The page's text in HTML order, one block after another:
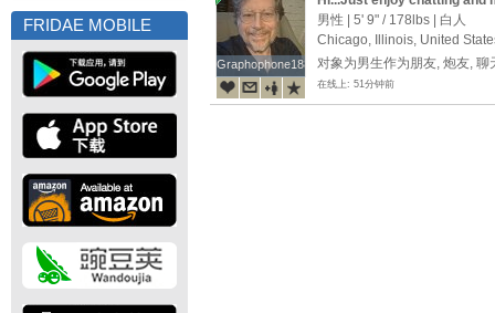
FRIDAE MOBILE
Graphophone1881
Graphophone1881
around the world. Always
not looking for a
various topics. I also love
old Broadway shows, and
back to the 1890s. I love
them), and love to make
男性 | 5' 9" / 178lbs | 白人
Chicago, Illinois, United
对象为男生作为朋友, 炮友, 聊
在线上: 51分钟前